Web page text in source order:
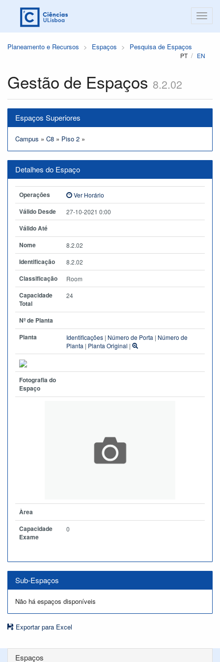
Planeamento e Recursos Espaços Pesquisa de Espaços
PT EN
Gestão de Espaços 8.2.02
Espaços Superiores
Campus » C8 » Piso 2 »
Detalhes do Espaço
Operações Ver Horário
Válido Desde 27-10-2021 0:00
Válido Até
Nome
8.2.02
Identificação 8.2.02
Classificação Room
Capacidade
Total
24
Nº de Planta
Planta
Identificações | Número de Porta | Número de
Planta | Planta Original |
Fotografia do
Espaço
Àrea
Capacidade
Exame
0
Sub-Espaços
Não há espaços disponíveis
Exportar para Excel
Espaços